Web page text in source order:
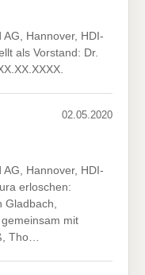
Hannover, HDI-
als Vorstand: Dr.
02.05.2020
Hannover, HDI-
erloschen:
mit
Tho…